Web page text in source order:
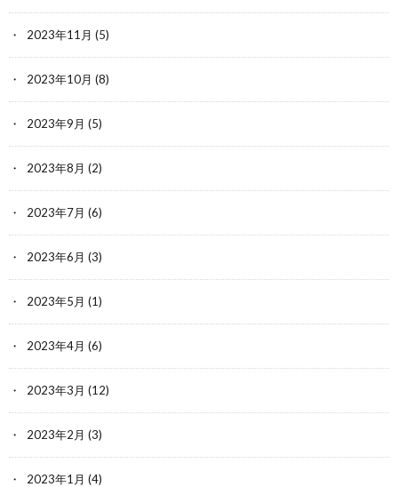
2023年11月 (5)
2023年10月 (8)
2023年9月 (5)
2023年8月 (2)
2023年7月 (6)
2023年6月 (3)
2023年5月 (1)
2023年4月 (6)
2023年3月 (12)
2023年2月 (3)
2023年1月 (4)